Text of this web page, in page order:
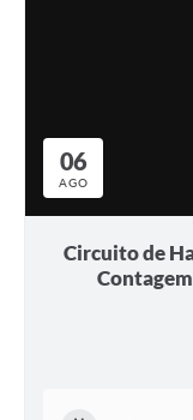
06
AGO
Circuito de